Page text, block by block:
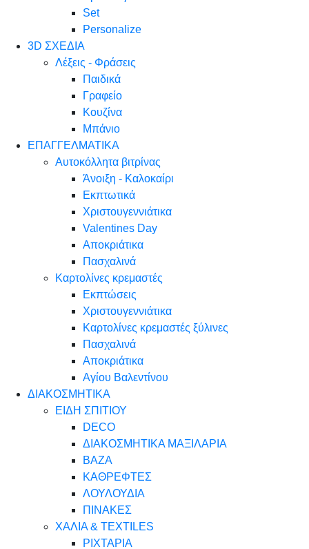
Set
Personalize
3D ΣΧΕΔΙΑ
Λέξεις - Φράσεις
Παιδικά
Γραφείο
Κουζίνα
Μπάνιο
ΕΠΑΓΓΕΛΜΑΤΙΚΑ
Αυτοκόλλητα βιτρίνας
Άνοιξη - Καλοκαίρι
Εκπτωτικά
Χριστουγεννιάτικα
Valentines Day
Αποκριάτικα
Πασχαλινά
Καρτολίνες κρεμαστές
Εκπτώσεις
Χριστουγεννιάτικα
Καρτολίνες κρεμαστές ξύλινες
Πασχαλινά
Αποκριάτικα
Αγίου Βαλεντίνου
ΔΙΑΚΟΣΜΗΤΙΚΑ
ΕΙΔΗ ΣΠΙΤΙΟΥ
DECO
ΔΙΑΚΟΣΜΗΤΙΚΑ ΜΑΞΙΛΑΡΙΑ
ΒΑΖΑ
ΚΑΘΡΕΦΤΕΣ
ΛΟΥΛΟΥΔΙΑ
ΠΙΝΑΚΕΣ
ΧΑΛΙΑ & TEXTILES
ΡΙΧΤΑΡΙΑ